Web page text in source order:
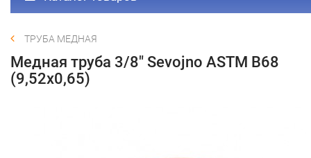
ТРУБА МЕДНАЯ
Медная труба 3/8" Sevojno ASTM В68
(9,52х0,65)